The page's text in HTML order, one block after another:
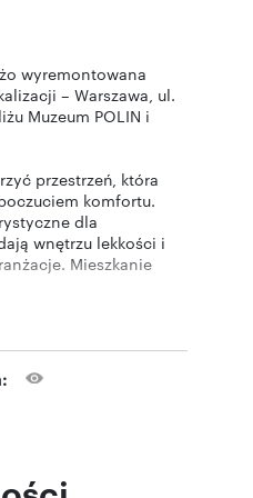
wyremontowana
– Warszawa, ul.
Muzeum POLIN i
przestrzeń, która
komfortu.
dla
wnętrzu lekkości i
Mieszkanie
księdze wieczystej
23 m2, w
i ma 26m2.
gruntu.